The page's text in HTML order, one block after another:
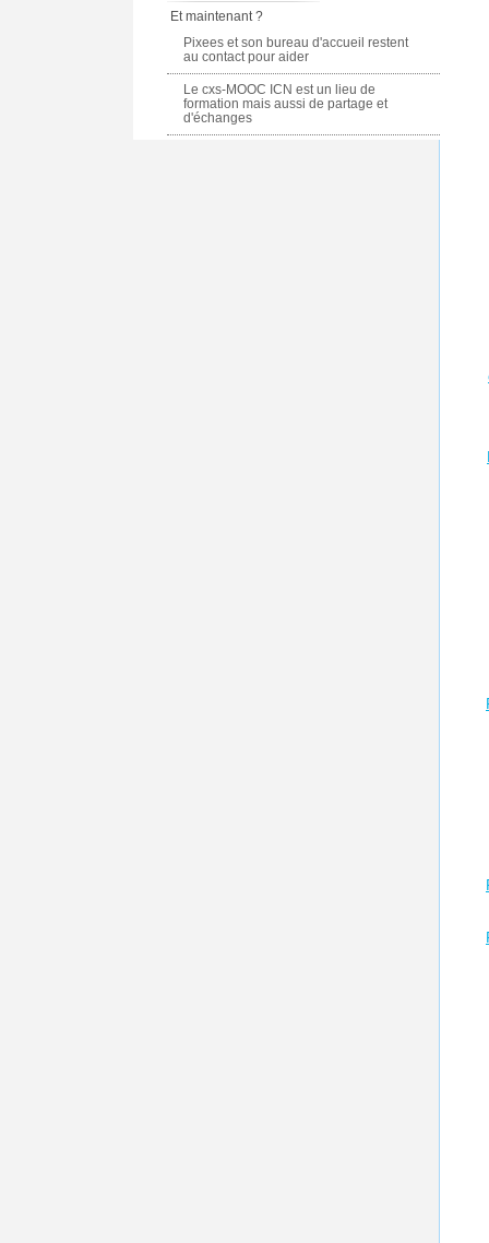
Et maintenant ?
Pixees et son bureau d'accueil restent
au contact pour aider
Le cxs-MOOC ICN est un lieu de
formation mais aussi de partage et
d'échanges